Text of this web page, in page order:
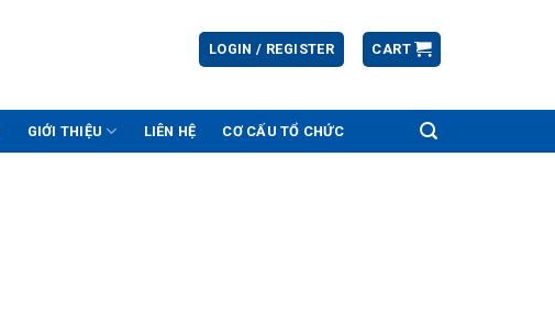
LOGIN / REGISTER CART
GIỚI THIỆU LIÊN HỆ CƠ CẤU TỔ CHỨC